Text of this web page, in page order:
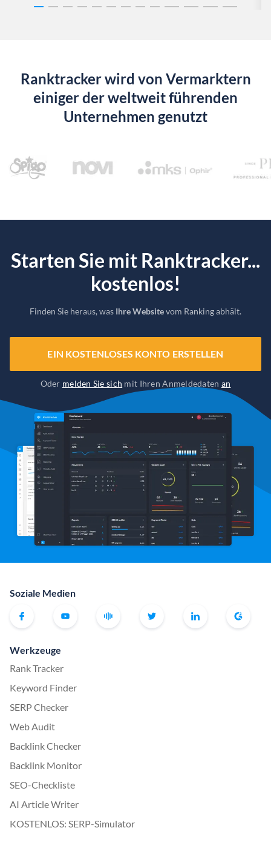
Ranktracker wird von Vermarktern
einiger der weltweit führenden
Unternehmen genutzt
Starten Sie mit Ranktracker...
kostenlos!
Finden Sie heraus, was Ihre Websitevom Ranking abhält.
EIN KOSTENLOSES KONTO ERSTELLEN
Oder melden Sie sich mit Ihren Anmeldedaten an
Soziale Medien
Werkzeuge
Rank Tracker
Keyword Finder
SERP Checker
Web Audit
Backlink Checker
Backlink Monitor
SEO-Checkliste
AI Article Writer
KOSTENLOS: SERP-Simulator